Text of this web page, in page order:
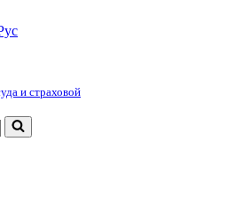
и страховой